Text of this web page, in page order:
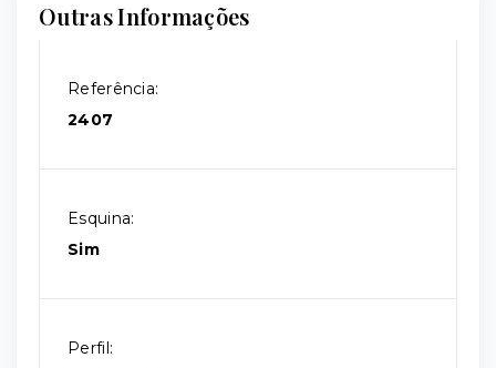
Outras Informações
Referência:
2407
Esquina:
Sim
Perfil: